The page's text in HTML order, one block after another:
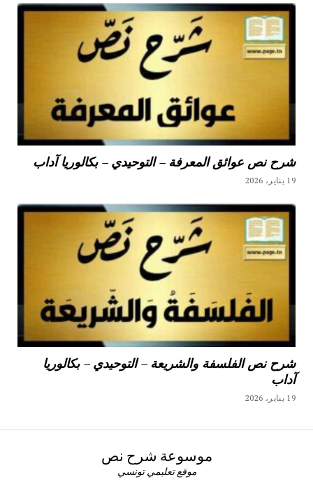
شرح نص عوائق المعرفة – التوحيدي – بكالوريا آداب
19 يناير، 2026
شرح نص الفلسفة والشريعة – التوحيدي – بكالوريا
آداب
19 يناير، 2026
موسوعة شرح نص
موقع تعليمي تونسي